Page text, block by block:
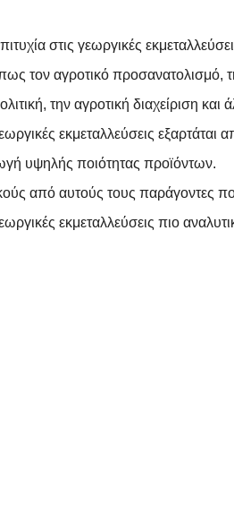
στις γεωργικές
τον αγροτικό προσανατολισμό,
την αγροτική διαχείριση
εκμεταλλεύσεις
υψηλής ποιότητας προϊόντων.
από αυτούς τους παράγοντες
εκμεταλλεύσεις πιο